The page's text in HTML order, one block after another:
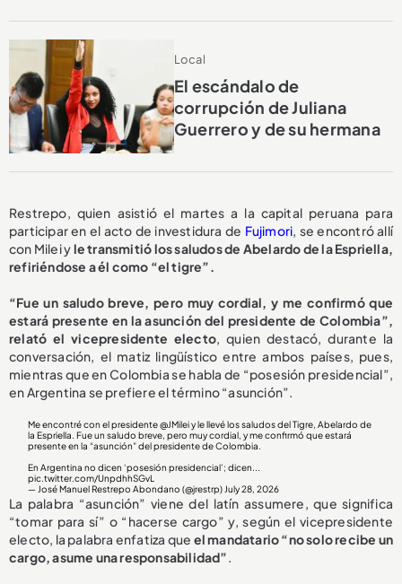
Local
El escándalo de
corrupción de Juliana
Guerrero y de su hermana
Restrepo, quien asistió el martes a la capital peruana para
participar en el acto de investidura de Fujimori, se encontró allí
con Milei yle transmitió los saludos de Abelardo de la Espriella,
refiriéndose a él como “el tigre”.
“Fue un saludo breve, pero muy cordial, y me confirmó que
estará presente en la asunción del presidente de Colombia”,
relató el vicepresidente electo, quien destacó, durante la
conversación, el matiz lingüístico entre ambos países, pues,
mientras que en Colombia se habla de “posesión presidencial”,
en Argentina se prefiere el término “asunción”.
Me encontré con el presidente@JMileiy le llevé los saludos del Tigre, Abelardo de
la Espriella. Fue un saludo breve, pero muy cordial, y me confirmó que estará
presente en la “asunción” del presidente de Colombia.
En Argentina no dicen ‘posesión presidencial’; dicen...
pic.twitter.com/UnpdhhSGvL
— José Manuel Restrepo Abondano (@jrestrp) July 28, 2026
La palabra “asunción” viene del latín assumere, que significa
“tomar para sí” o “hacerse cargo” y, según el vicepresidente
electo, la palabra enfatiza que el mandatario “no solo recibe un
cargo, asume una responsabilidad”.